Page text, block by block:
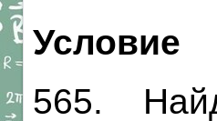
Условие
565.